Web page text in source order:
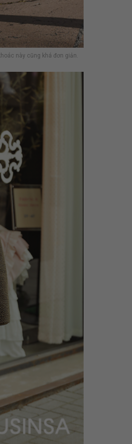
này cũng khá đơn giản.